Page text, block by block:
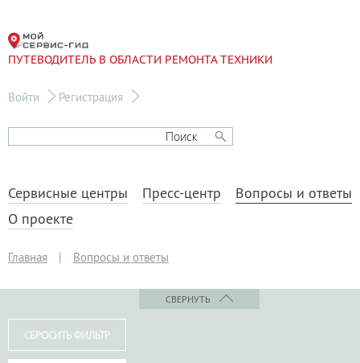
ПУТЕВОДИТЕЛЬ В ОБЛАСТИ РЕМОНТА ТЕХНИКИ
Войти Регистрация
Сервисные центры Пресс-центр
Вопросы и ответы
О проекте
Главная | Вопросы и ответы
СВЕРНУТЬ